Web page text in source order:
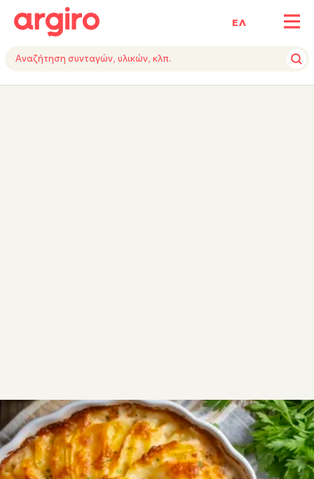
ΕΛ
ΥΛΙΚΑΕΚΤΕΛΕΣΗ
ΣΥΝΤΑΓΕΣ ΑΛΜΥΡΑ
Ογκρατέν πατάτες με μπεσαμέλ